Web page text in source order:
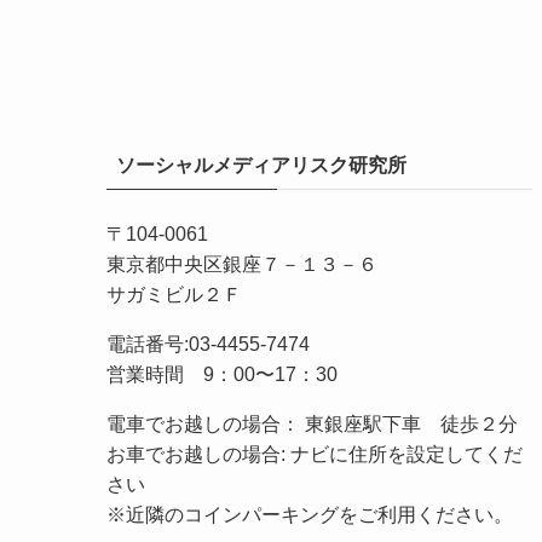
ソーシャルメディアリスク研究所
〒104-0061
東京都中央区銀座７－１３－６
サガミビル２Ｆ
電話番号:03-4455-7474
営業時間 9：00〜17：30
電車でお越しの場合： 東銀座駅下車 徒歩２分
お車でお越しの場合: ナビに住所を設定してくだ
さい
※近隣のコインパーキングをご利用ください。